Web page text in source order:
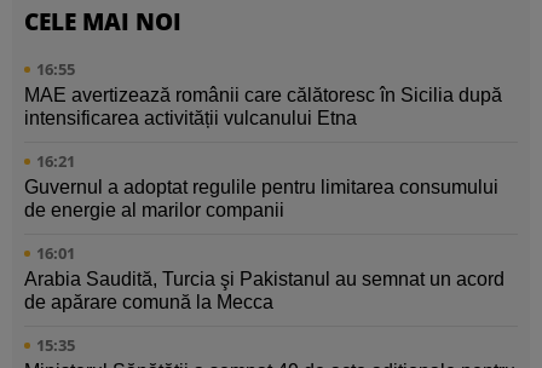
CELE MAI NOI
16:55
MAE avertizează românii care călătoresc în Sicilia după
intensificarea activității vulcanului Etna
16:21
Guvernul a adoptat regulile pentru limitarea consumului
de energie al marilor companii
16:01
Arabia Saudită, Turcia şi Pakistanul au semnat un acord
de apărare comună la Mecca
15:35